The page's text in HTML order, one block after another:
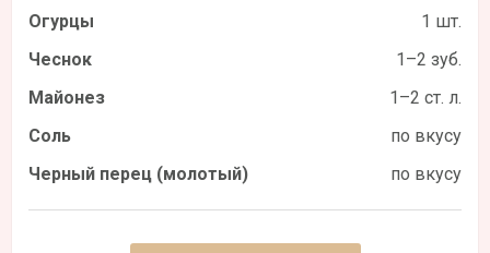
Огурцы
1 шт.
Чеснок
1–2 зуб.
Майонез
1–2 ст. л.
Соль
по вкусу
Черный перец (молотый)
по вкусу